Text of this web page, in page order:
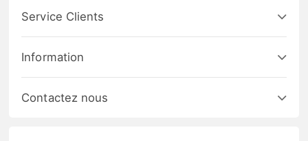
Service Clients
Information
Contactez nous